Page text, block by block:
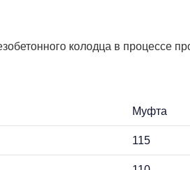
колодца в процессе
Муфта
115